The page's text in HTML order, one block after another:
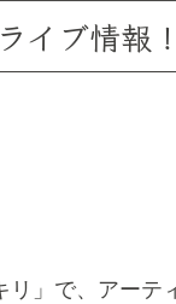
イブ情報
」で、アーテ